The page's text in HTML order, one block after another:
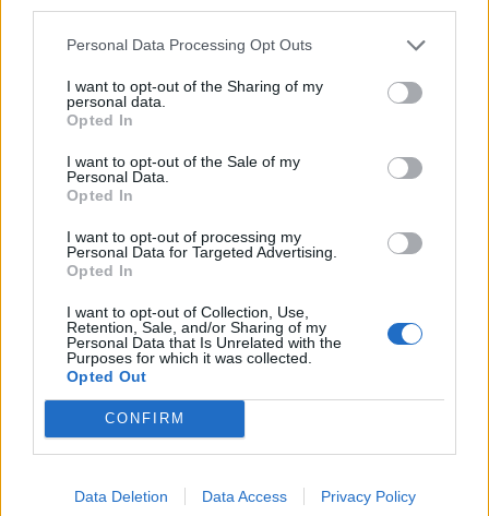
Personal Data Processing Opt Outs
I want to opt-out of the Sharing of my
personal data.
Opted In
I want to opt-out of the Sale of my
Personal Data.
Opted In
I want to opt-out of processing my
Personal Data for Targeted Advertising.
Opted In
I want to opt-out of Collection, Use,
Retention, Sale, and/or Sharing of my
Personal Data that Is Unrelated with the
Purposes for which it was collected.
Opted Out
CONFIRM
Data Deletion Data Access Privacy Policy
απειλεί τη δημοκρατία
22/09/2025 - 09:59
Συμβούλιο Ασφαλείας του
ΟΗΕ: Έκτακτη σύσκεψη για
τις εισβολές ρωσικών
μαχητικών πάνω από την
ΡΟΗ ΕΙΔΗΣΕΩΝ